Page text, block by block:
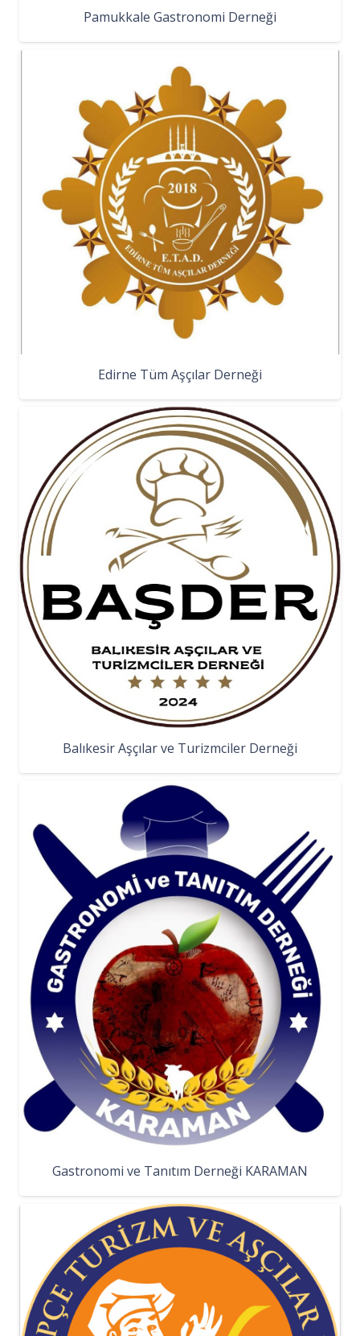
Pamukkale Gastronomi Derneği
Edirne Tüm Aşçılar Derneği
Balıkesir Aşçılar ve Turizmciler Derneği
Gastronomi ve Tanıtım Derneği KARAMAN